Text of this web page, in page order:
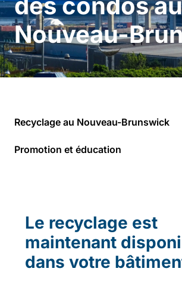
Nouveau-
Recyclage au Nouveau-Brunswick
Promotion et éducation
Le recyclage est
maintenant
dans votre